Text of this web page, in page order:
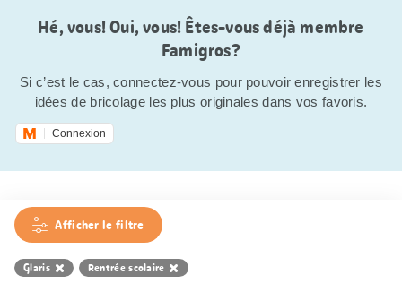
Hé, vous! Oui, vous! Êtes-vous déjà membre
Famigros?
Si c’est le cas, connectez-vous pour pouvoir enregistrer les
idées de bricolage les plus originales dans vos favoris.
Connexion
Afficher le filtre
Glaris Rentrée scolaire